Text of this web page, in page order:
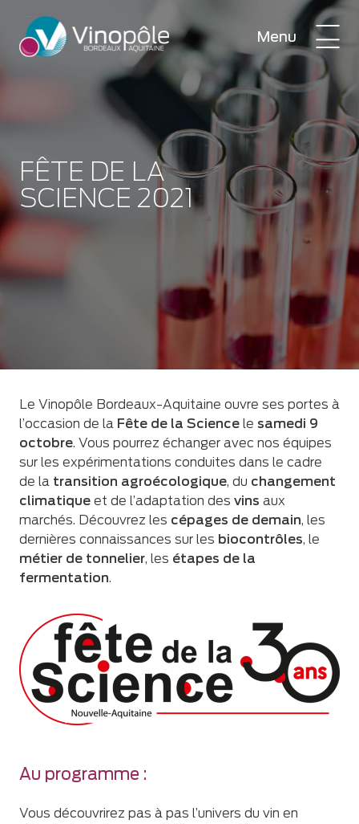
Menu
FÊTE DE LA
SCIENCE 2021
Le Vinopôle Bordeaux-Aquitaine ouvre ses portes à
l’occasion de la Fête de la Science le samedi 9
octobre. Vous pourrez échanger avec nos équipes
sur les expérimentations conduites dans le cadre
de la transition agroécologique, du changement
climatique et de l’adaptation des vins aux
marchés. Découvrez les cépages de demain, les
dernières connaissances sur les biocontrôles, le
métier de tonnelier, les étapes de la
fermentation.
Au programme :
Vous découvrirez pas à pas l’univers du vin en